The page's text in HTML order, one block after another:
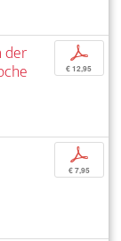
der p
€ 12,95
p
€ 7,95